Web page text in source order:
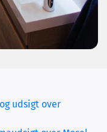
udsigt over